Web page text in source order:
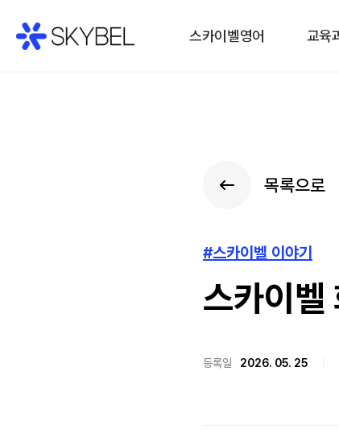
스카이벨영어 교육
목록으로
#스카이벨 이야기
스카이벨
등록일 2026. 05. 25